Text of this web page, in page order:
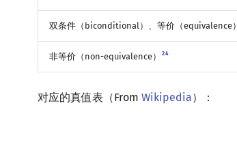
双条件（biconditional）、等价（equivalence）
非等价（non-equivalence） 24
对应的真值表（From Wikipedia）：